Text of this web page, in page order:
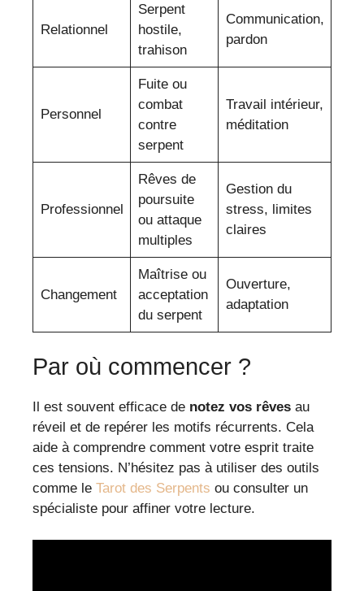
Relationnel
Serpent
hostile,
trahison
Communication,
pardon
Personnel
Fuite ou
combat
contre
serpent
Travail intérieur,
méditation
Professionnel
Rêves de
poursuite
ou attaque
multiples
Gestion du
stress, limites
claires
Changement
Maîtrise ou
acceptation
du serpent
Ouverture,
adaptation
Par où commencer ?
Il est souvent efficace de notez vos rêves au
réveil et de repérer les motifs récurrents. Cela
aide à comprendre comment votre esprit traite
ces tensions. N’hésitez pas à utiliser des outils
comme le Tarot des Serpents ou consulter un
spécialiste pour affiner votre lecture.